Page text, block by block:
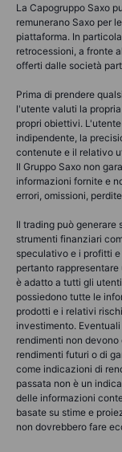
La Capogruppo Saxo
remunerano Saxo per
piattaforma. In
retrocessioni, a fronte
offerti dalle società
Prima di prendere
l'utente valuti la
propri obiettivi.
indipendente, la
contenute e il relativo
Il Gruppo Saxo non
informazioni fornite e
errori, omissioni,
Il trading può generare
strumenti finanziari
speculativo e i profitti
pertanto
è adatto a tutti gli
possiedono tutte le
prodotti e i relativi
investimento.
rendimenti non
rendimenti futuri o di
come indicazioni di
passata non è un
delle informazioni
basate su stime e
non dovrebbero fare